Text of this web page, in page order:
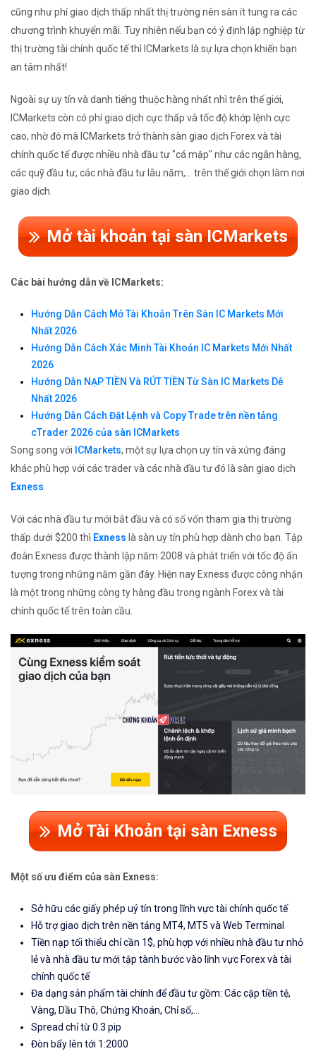
cũng như phí giao dịch thấp nhất thị trường nên sàn ít tung ra các
chương trình khuyến mãi. Tuy nhiên nếu bạn có ý định lập nghiệp từ
thị trường tài chính quốc tế thì ICMarkets là sự lựa chọn khiến bạn
an tâm nhất!
Ngoài sự uy tín và danh tiếng thuộc hàng nhất nhì trên thế giới,
ICMarkets còn có phí giao dịch cực thấp và tốc độ khớp lệnh cực
cao, nhờ đó mà ICMarkets trở thành sàn giao dịch Forex và tài
chính quốc tế được nhiều nhà đầu tư "cá mập" như các ngân hàng,
các quỹ đầu tư, các nhà đầu tư lâu năm,... trên thế giới chọn làm nơi
giao dịch.
Mở tài khoản tại sàn ICMarkets
Các bài hướng dẫn về ICMarkets:
Hướng Dẫn Cách Mở Tài Khoản Trên Sàn IC Markets Mới
Nhất 2026
Hướng Dẫn Cách Xác Minh Tài Khoản IC Markets Mới Nhất
2026
Hướng Dẫn NẠP TIỀN Và RÚT TIỀN Từ Sàn IC Markets Dễ
Nhất 2026
Hướng Dẫn Cách Đặt Lệnh và Copy Trade trên nền tảng
cTrader 2026 của sàn ICMarkets
Song song với ICMarkets, một sự lựa chọn uy tín và xứng đáng
khác phù hợp với các trader và các nhà đầu tư đó là sàn giao dịch
Exness.
Với các nhà đầu tư mới bắt đầu và có số vốn tham gia thị trường
thấp dưới $200 thì Exness là sàn uy tín phù hợp dành cho bạn. Tập
đoàn Exness được thành lập năm 2008 và phát triển với tốc độ ấn
tượng trong những năm gần đây. Hiện nay Exness được công nhận
là một trong những công ty hàng đầu trong ngành Forex và tài
chính quốc tế trên toàn cầu.
Mở Tài Khoản tại sàn Exness
Một số ưu điểm của sàn Exness:
Sở hữu các giấy phép uý tín trong lĩnh vực tài chính quốc tế
Hỗ trợ giao dịch trên nền tảng MT4, MT5 và Web Terminal
Tiền nạp tối thiểu chỉ cần 1$, phù hợp với nhiều nhà đầu tư nhỏ
lẻ và nhà đầu tư mới tập tành bước vào lĩnh vực Forex và tài
chính quốc tế
Đa dạng sản phẩm tài chính để đầu tư gồm: Các cặp tiền tệ,
Vàng, Dầu Thô, Chứng Khoán, Chỉ số,...
Spread chỉ từ 0.3 pip
Đòn bẩy lên tới 1:2000